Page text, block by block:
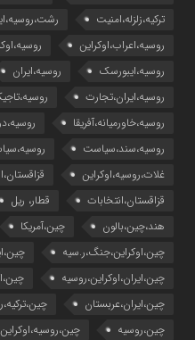
ترکیه،زلزله،امنیت
روسیه،اعراب،اوکراین
روسیه،ایبورسک
روسیه،ایران
روسیه،ایران،تجارت
روسیه،خاورمیانه،آفریقا
روسیه،سند،سیاست
غلات،روسیه،اوکراین
قزاقستان،انتخابات
قطار، ریل
هند،چین،بالون
چین،آمریکا
چین،اوکراین،جنگ،ر.سیه
چین،ایران،اوکراین،روسیه
چین،ایران،عربستان
چین،روسیه
چین،روسیه،اوکراین